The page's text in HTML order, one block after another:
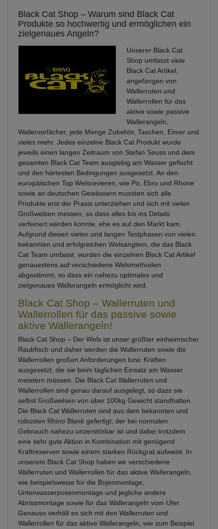
Black Cat Shop – Warum sind Black Cat
Produkte so hochwertig und ermöglichen ein
zielgenaues Angeln?
Unserer Black Cat
Shop umfasst viele
Black Cat Artikel,
angefangen von
Wallerruten und
Wallerrollen für das
aktive sowie passive
Wallerangeln,
Wallervorfächer, jede Menge Zubehör, Taschen, Eimer und
vieles mehr. Jedes einzelne Black Cat Produkt wurde
jeweils einen langen Zeitraum von Stefan Seuss und dem
gesamten Black Cat Team ausgiebig am Wasser gefischt
und den härtesten Bedingungen ausgesetzt. An den
europäischen Top Welsrevieren, wie Po, Ebro und Rhone
sowie an deutschen Gewässern mussten sich alle
Produkte erst der Praxis unterziehen und sich mit vielen
Großwelsen messen, so dass alles bis ins Details
verfeinert werden konnte, ehe es auf den Markt kam.
Aufgrund diesen vielen und langen Testphasen von vielen
bekannten und erfolgreichen Welsanglern, die das Black
Cat Team umfasst, wurden die einzelnen Black Cat Artikel
genauestens auf verschiedene Welsmethoden
abgestimmt, so dass ein nahezu optimales und
zielgenaues Wallerangeln ermöglicht wird.
Black Cat Shop – Wallerruten und
Wallerrollen für das passive sowie
aktive Wallerangeln!
Black Cat Shop – Der Wels ist unser größter einheimischer
Raubfisch und daher werden die Wallerruten sowie die
Wallerrollen großen Anforderungen bzw. Kräften
ausgesetzt, die sie beim täglichen Einsatz am Wasser
meistern müssen. Die Black Cat Wallerruten und
Wallerrollen sind genau darauf ausgelegt, so dass sie
selbst Großwelsen von über 100kg Gewicht standhalten.
Die Black Cat Wallerruten sind aus dem bekannten und
robusten Rhino Blank gefertigt, der bei normalen
Gebrauch nahezu unzerstörbar ist und dabei trotzdem
eine sehr gute Aktion in Kombination mit genügend
Kraftreserven sowie einem starken Rückgrat aufweist. In
unserem Black Cat Shop haben wir verschiedene
Wallerruten und Wallerrollen für das aktive Wallerangeln,
wie beispielsweise für die Bojenmontage,
Unterwasserposenmontage und jegliche andere
Abrissmontage sowie für das Wallerangeln vom Ufer.
Genauso verhält es sich mit den Wallerruten und
Wallerrollen für das aktive Wallerangeln, wie zum Beispiel